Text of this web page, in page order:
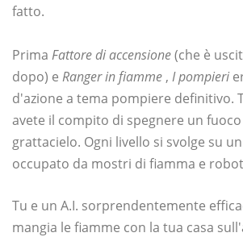
fatto.
Prima Fattore di accensione(che è
dopo) e Ranger in fiamme , I pompieri
d'azione a tema pompiere definitivo.
avete il compito di spegnere un
grattacielo. Ogni livello si svolge su
occupato da mostri di fiamma e
Tu e un A.I. sorprendentemente
mangia le fiamme con la tua casa